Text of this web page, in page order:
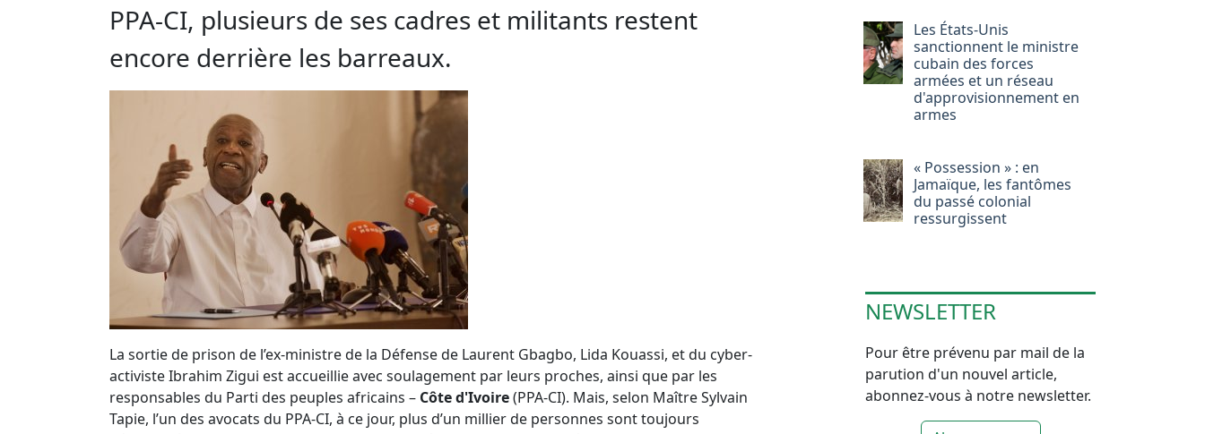
PPA-CI, plusieurs de ses cadres et militants restent
encore derrière les barreaux.
La sortie de prison de l’ex-ministre de la Défense de Laurent Gbagbo, Lida Kouassi, et du cyber-
activiste Ibrahim Zigui est accueillie avec soulagement par leurs proches, ainsi que par les
responsables du Parti des peuples africains – Côte d'Ivoire(PPA-CI). Mais, selon Maître Sylvain
Tapie, l’un des avocats du PPA-CI, à ce jour, plus d’un millier de personnes sont toujours
Les États-Unis
sanctionnent le ministre
cubain des forces
armées et un réseau
d'approvisionnement en
armes
« Possession » : en
Jamaïque, les fantômes
du passé colonial
ressurgissent
NEWSLETTER
Pour être prévenu par mail de la
parution d'un nouvel article,
abonnez-vous à notre newsletter.